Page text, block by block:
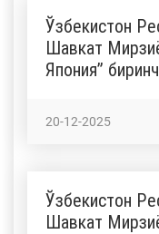
Ўзбекистон
Шавкат
Япония”
20-12-2025
Ўзбекистон
Шавкат